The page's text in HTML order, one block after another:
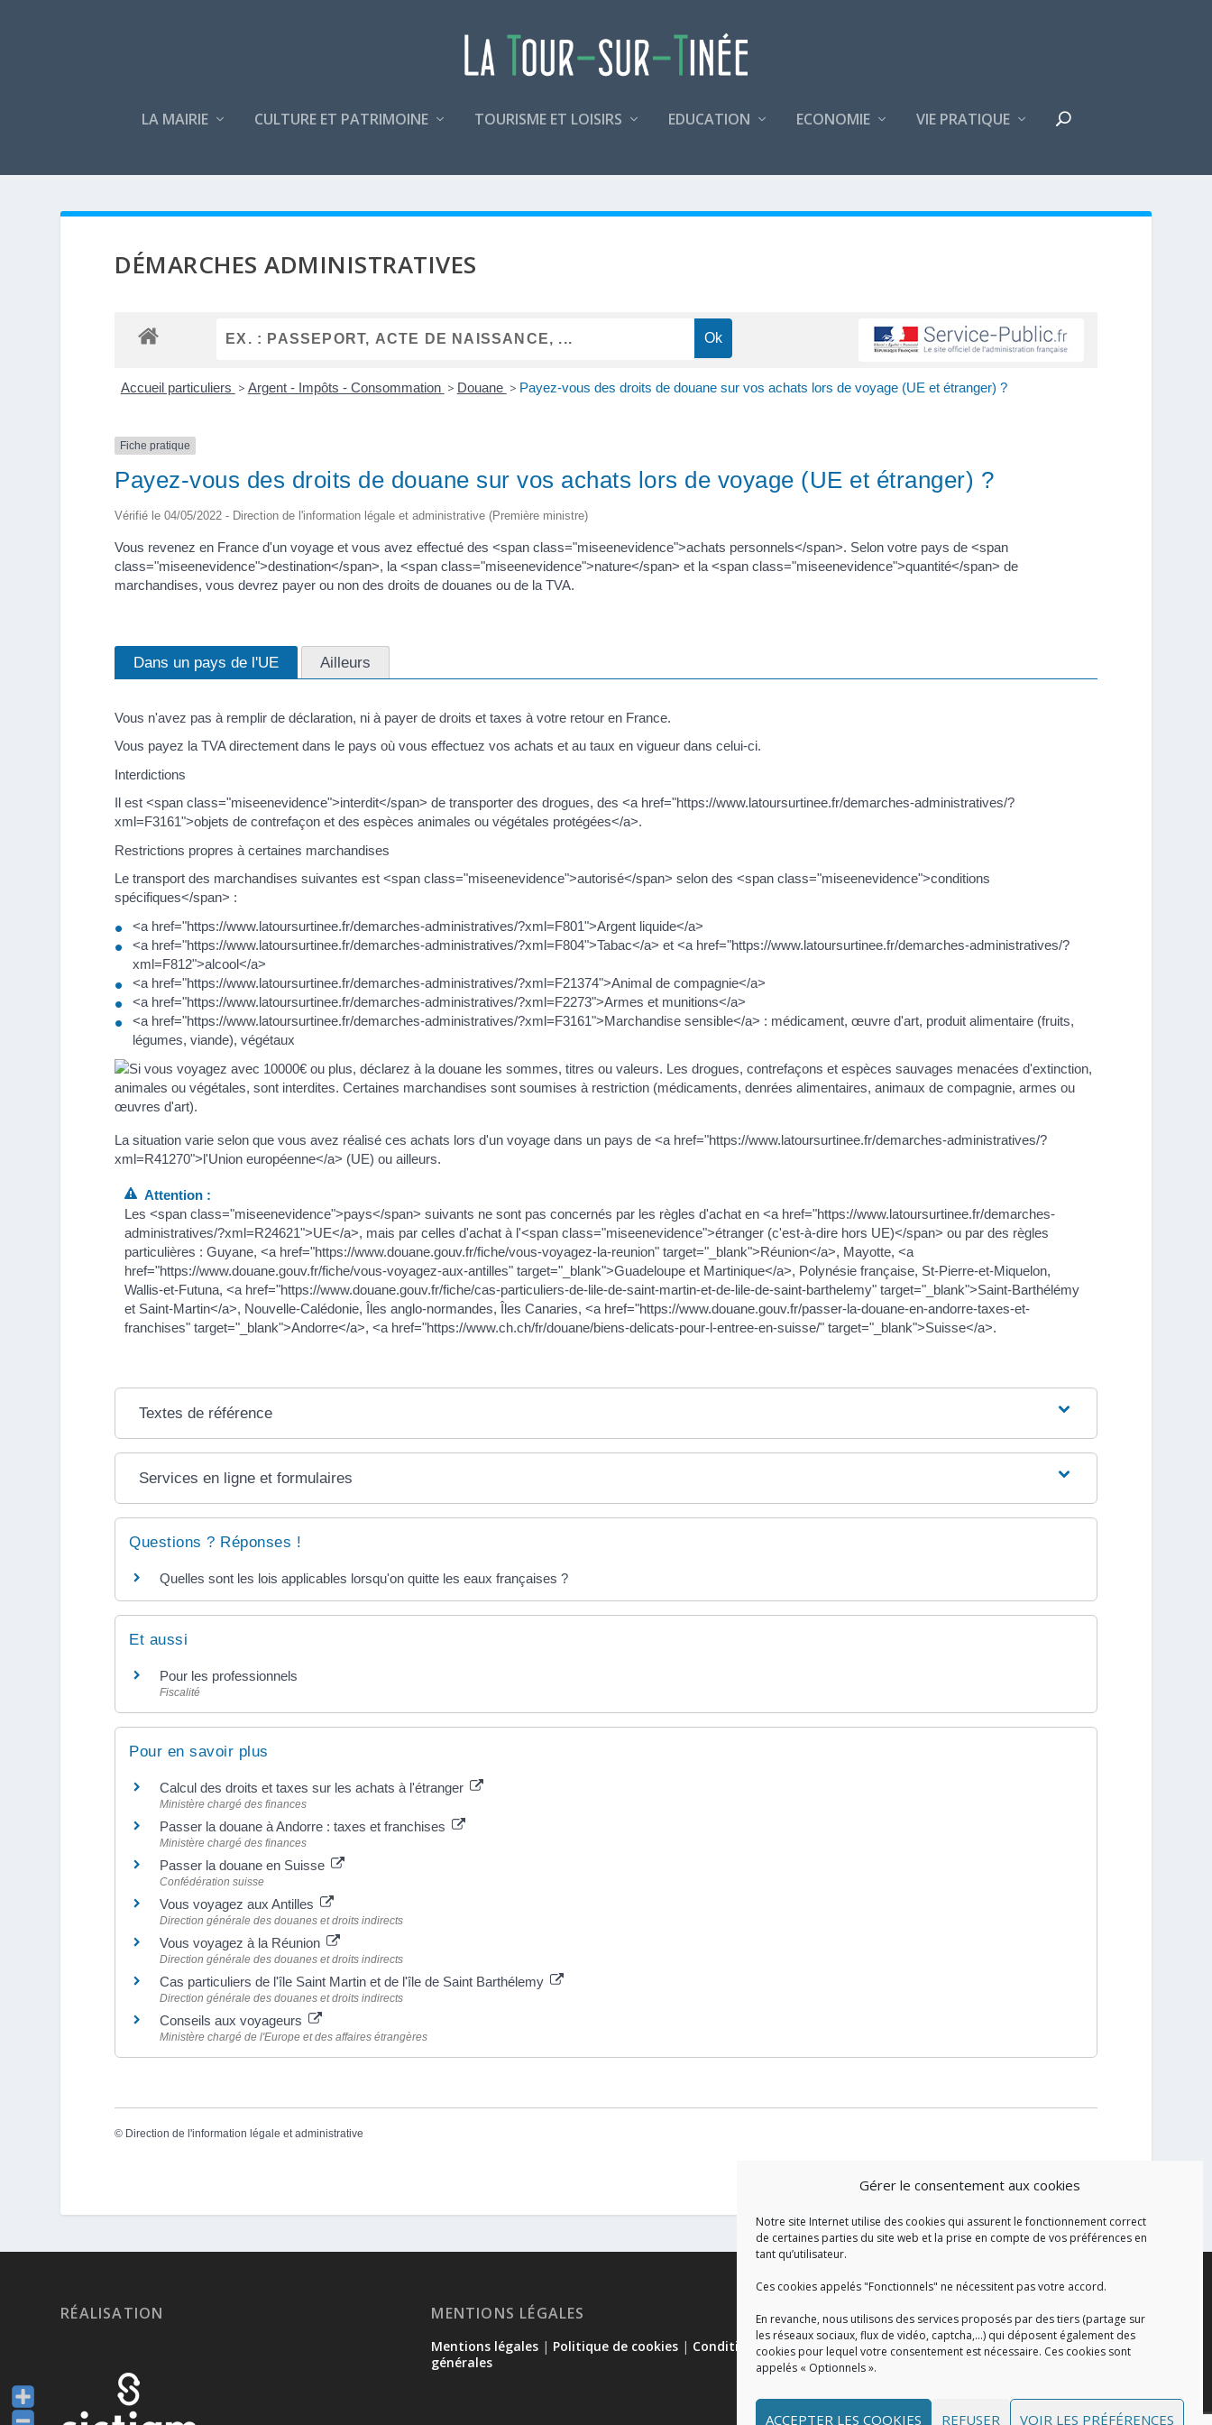
Gérer le consentement aux cookies
Notre site Internet utilise des cookies qui assurent le fonctionnement correct
de certaines parties du site web et la prise en compte de vos préférences en
tant qu’utilisateur.
Ces cookies appelés "Fonctionnels" ne nécessitent pas votre accord.
En revanche, nous utilisons des services proposés par des tiers (partage sur
les réseaux sociaux, flux de vidéo, captcha,...) qui déposent également des
cookies pour lequel votre consentement est nécessaire. Ces cookies sont
appelés « Optionnels ».
ACCEPTER LES COOKIES REFUSER VOIR LES PRÉFÉRENCES
LA MAIRIE CULTURE ET PATRIMOINE TOURISME ET LOISIRS EDUCATION ECONOMIE VIE PRATIQUE
DÉMARCHES ADMINISTRATIVES
Accueil particuliers > Argent - Impôts - Consommation > Douane > Payez-vous des droits de douane sur vos achats lors de voyage (UE et étranger) ?
Fiche pratique
Payez-vous des droits de douane sur vos achats lors de voyage (UE et étranger) ?
Vérifié le 04/05/2022 - Direction de l'information légale et administrative (Première ministre)
Vous revenez en France d'un voyage et vous avez effectué des <span class="miseenevidence">achats personnels</span>. Selon votre pays de <span
class="miseenevidence">destination</span>, la <span class="miseenevidence">nature</span> et la <span class="miseenevidence">quantité</span> de
marchandises, vous devrez payer ou non des droits de douanes ou de la TVA.
Dans un pays de l'UE Ailleurs
Vous n'avez pas à remplir de déclaration, ni à payer de droits et taxes à votre retour en France.
Vous payez la TVA directement dans le pays où vous effectuez vos achats et au taux en vigueur dans celui-ci.
Interdictions
Il est <span class="miseenevidence">interdit</span> de transporter des drogues, des <a href="https://www.latoursurtinee.fr/demarches-administratives/?
xml=F3161">objets de contrefaçon et des espèces animales ou végétales protégées</a>.
Restrictions propres à certaines marchandises
Le transport des marchandises suivantes est <span class="miseenevidence">autorisé</span> selon des <span class="miseenevidence">conditions
spécifiques</span> :
<a href="https://www.latoursurtinee.fr/demarches-administratives/?xml=F801">Argent liquide</a>
<a href="https://www.latoursurtinee.fr/demarches-administratives/?xml=F804">Tabac</a> et <a href="https://www.latoursurtinee.fr/demarches-administratives/?
xml=F812">alcool</a>
<a href="https://www.latoursurtinee.fr/demarches-administratives/?xml=F21374">Animal de compagnie</a>
<a href="https://www.latoursurtinee.fr/demarches-administratives/?xml=F2273">Armes et munitions</a>
<a href="https://www.latoursurtinee.fr/demarches-administratives/?xml=F3161">Marchandise sensible</a> : médicament, œuvre d'art, produit alimentaire (fruits,
légumes, viande), végétaux
La situation varie selon que vous avez réalisé ces achats lors d'un voyage dans un pays de <a href="https://www.latoursurtinee.fr/demarches-administratives/?
xml=R41270">l'Union européenne</a> (UE) ou ailleurs.
Attention :
Les <span class="miseenevidence">pays</span> suivants ne sont pas concernés par les règles d'achat en <a href="https://www.latoursurtinee.fr/demarches-
administratives/?xml=R24621">UE</a>, mais par celles d'achat à l'<span class="miseenevidence">étranger (c'est-à-dire hors UE)</span> ou par des règles
particulières : Guyane, <a href="https://www.douane.gouv.fr/fiche/vous-voyagez-la-reunion" target="_blank">Réunion</a>, Mayotte, <a
href="https://www.douane.gouv.fr/fiche/vous-voyagez-aux-antilles" target="_blank">Guadeloupe et Martinique</a>, Polynésie française, St-Pierre-et-Miquelon,
Wallis-et-Futuna, <a href="https://www.douane.gouv.fr/fiche/cas-particuliers-de-lile-de-saint-martin-et-de-lile-de-saint-barthelemy" target="_blank">Saint-Barthélémy
et Saint-Martin</a>, Nouvelle-Calédonie, Îles anglo-normandes, Îles Canaries, <a href="https://www.douane.gouv.fr/passer-la-douane-en-andorre-taxes-et-
franchises" target="_blank">Andorre</a>, <a href="https://www.ch.ch/fr/douane/biens-delicats-pour-l-entree-en-suisse/" target="_blank">Suisse</a>.
Textes de référence
Services en ligne et formulaires
Questions ? Réponses !
Quelles sont les lois applicables lorsqu'on quitte les eaux françaises ?
Et aussi
Pour les professionnels
Fiscalité
Pour en savoir plus
Calcul des droits et taxes sur les achats à l'étranger
Ministère chargé des finances
Passer la douane à Andorre : taxes et franchises
Ministère chargé des finances
Passer la douane en Suisse
Confédération suisse
Vous voyagez aux Antilles
Direction générale des douanes et droits indirects
Vous voyagez à la Réunion
Direction générale des douanes et droits indirects
Cas particuliers de l'île Saint Martin et de l'île de Saint Barthélemy
Direction générale des douanes et droits indirects
Conseils aux voyageurs
Ministère chargé de l'Europe et des affaires étrangères
© Direction de l'information légale et administrative
RÉALISATION MENTIONS LÉGALES
Mentions légales | Politique de cookies | Conditions
générales